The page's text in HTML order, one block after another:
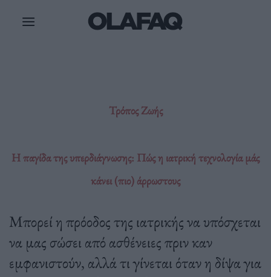
Τρόπος Ζωής
Η παγίδα της υπερδιάγνωσης: Πώς η ιατρική τεχνολογία μάς
κάνει (πιο) άρρωστους
Μπορεί η πρόοδος της ιατρικής να υπόσχεται
να μας σώσει από ασθένειες πριν καν
εμφανιστούν, αλλά τι γίνεται όταν η δίψα για